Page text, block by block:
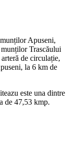
Apuseni,
Trascăului
de circulație,
la 6 km de
este una dintre
de 47,53 kmp.